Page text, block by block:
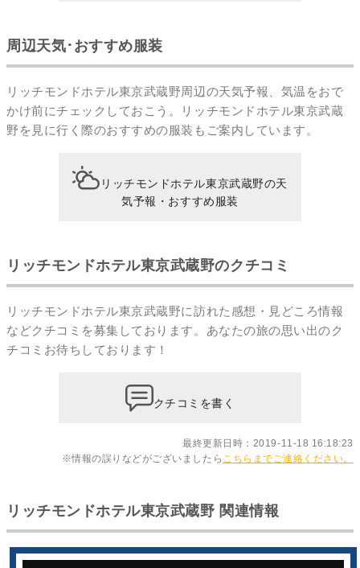
周辺天気･おすすめ服装
リッチモンドホテル東京武蔵野周辺の天気予報、気温をおで
かけ前にチェックしておこう。リッチモンドホテル東京武蔵
野を見に行く際のおすすめの服装もご案内しています。
リッチモンドホテル東京武蔵野の天
気予報・おすすめ服装
リッチモンドホテル東京武蔵野のクチコミ
リッチモンドホテル東京武蔵野に訪れた感想・見どころ情報
などクチコミを募集しております。あなたの旅の思い出のク
チコミ お待ちしております！
クチコミを書く
最終更新日時：2019-11-18 16:18:23
※情報の誤りなどがございましたら こちらまでご連絡ください。
リッチモンドホテル東京武蔵野 関連情報